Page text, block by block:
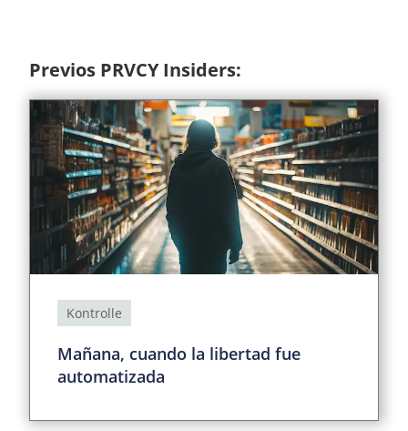
Previos PRVCY Insiders:
Kontrolle
Mañana, cuando la libertad fue
automatizada